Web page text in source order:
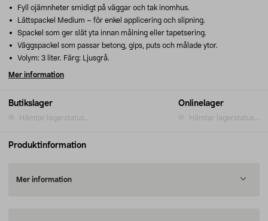
Butikslager
Hämtar lagerstatus...
Onlinelager
Hämtar lagerstatus...
Fyll ojämnheter smidigt på väggar och tak inomhus.
Lättspackel Medium – för enkel applicering och slipning.
Spackel som ger slät yta innan målning eller tapetsering.
Väggspackel som passar betong, gips, puts och målade ytor.
Volym: 3 liter. Färg: Ljusgrå.
Mer information
Produktinformation
Mer information